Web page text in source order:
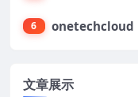
6
文章展示